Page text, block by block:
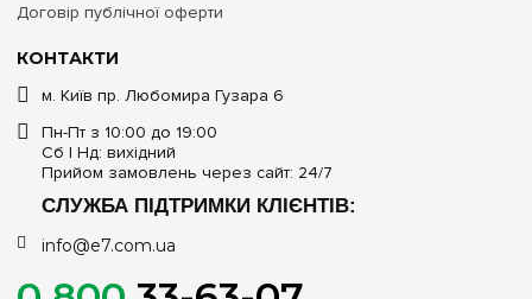
КОНТАКТИ
м. Київ пр. Любомира Гузара 6
Пн-Пт з 10:00 до 19:00
Сб | Нд: вихідний
Прийом замовлень через сайт: 24/7
СЛУЖБА ПІДТРИМКИ КЛІЄНТІВ:
info@e7.com.ua
Договір публічної оферти